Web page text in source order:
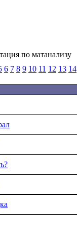
по матанализу
6 7 8 9 10 11 12 13 14